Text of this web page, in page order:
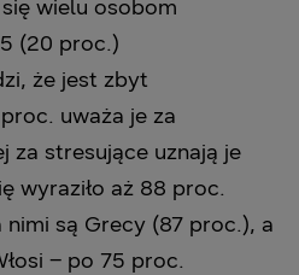
wielu osobom
(20 proc.)
że jest zbyt
uważa je za
za stresujące uznają je
wyraziło aż 88 proc.
nimi są Grecy (87 proc.), a
– po 75 proc.